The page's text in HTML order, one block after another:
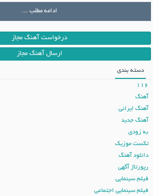
ادامه مطلب ...
درخواست آهنگ مجاز
ارسال آهنگ مجاز
دسته بندی
116
آهنگ
آهنگ ایرانی
آهنگ جدید
به زودی
تکست موزیک
دانلود آهنگ
رپورتاژ آگهی
فیلم سینمایی
فیلم سینمایی اجتماعی